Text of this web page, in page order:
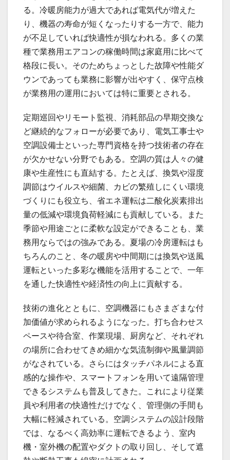
る。冷暖房能力が過大であれば電気代が増えた
り、機器の寿命が短くなったりする一方で、能力
が不足していれば快適性が損なわれる。多くの業
種で業務用エアコンの稼働時間は家庭用に比べて
格段に長い。そのためちょっとした故障や性能ダ
ウンであっても業務に影響が出やすく、保守点検
が業務用の運用においては特に重要とされる。
定期巡回やリモート監視、消耗部品の早期交換な
ど継続的なフォローが必要であり、電気工事士や
空調設備士といった専門資格を持つ技術者の存在
が欠かせない分野でもある。空調の質は人々の健
康や生産性にも直結する。たとえば、換気や湿度
調節はウイルスや細菌、カビの繁殖しにくい環境
づくりにも役立ち、省エネ運転は二酸化炭素排出
量の低減や環境負荷軽減にも貢献している。また
季節や用途ごとに柔軟な設定ができることも、業
務用ならではの強みである。夏場の冷房運転はも
ちろんのこと、冬の暖房や中間期には換気や送風
運転といった多彩な機能を活用することで、一年
を通した快適性や経済性の向上に貢献する。
技術の進化とともに、空調機器にもさまざまな付
加価値が求められるようになった。打ち合わせス
ペースや待合室、作業現場、厨房など、それぞれ
の場所に合わせてきめ細かな気流制御や風量調節
がなされている。さらにはタッチパネルによる直
感的な操作や、スマートフォンを用いて遠隔管理
できるシステムも普及してきた。これにより従業
員や利用者の快適性だけでなく、管理側の手間も
大幅に軽減されている。空調システムの設計段階
では、なるべく高効率に運転できるよう、室内
機・室外機の配置やダクトの取り回し、そして遮